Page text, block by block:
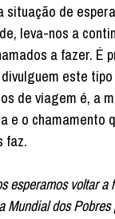
situação de
leva-nos a
a fazer. É
este
de viagem é, a
e o chamamento
faz.
esperamos voltar a
Mundial dos Pobres